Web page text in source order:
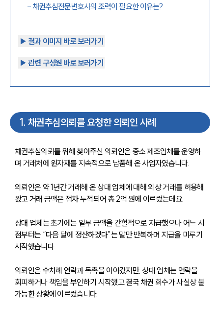
- 채권추심전문변호사의 조력이 필요한 이유는?
▶︎ 결과 이미지 바로 보러가기
▶︎ 관련 구성원 바로 보러가기
1. 채권추심의뢰를 요청한 의뢰인 사례
채권추심의뢰를 위해 찾아주신 의뢰인은 중소 제조업체를 운영하
며 거래처에 원자재를 지속적으로 납품해 온 사업자였습니다.
의뢰인은 약 1년간 거래해 온 상대 업체에 대해 외상 거래를 허용해
왔고 거래 금액은 점차 누적되어 총 2억 원에 이르렀는데요.
상대 업체는 초기에는 일부 금액을 간헐적으로 지급했으나 어느 시
점부터는 “다음 달에 정산하겠다”는 말만 반복하며 지급을 미루기
시작했습니다.
의뢰인은 수차례 연락과 독촉을 이어갔지만, 상대 업체는 연락을
회피하거나 책임을 부인하기 시작했고 결국 채권 회수가 사실상 불
가능한 상황에 이르렀습니다.